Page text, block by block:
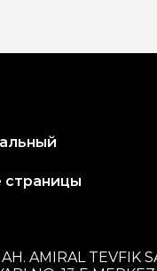
страницы
AMIRAL TEVFIK